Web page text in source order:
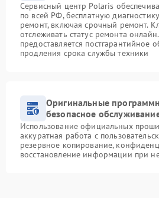
Сервисный центр Polaris
по всей РФ, бесплатную
ремонт, включая срочный ремонт.
отслеживать статус ремонта
предоставляется постгарантийное
продления срока службы техники
Оригинальные
безопасное
Использование официальных
аккуратная работа с
резервное копирование,
восстановление информации при